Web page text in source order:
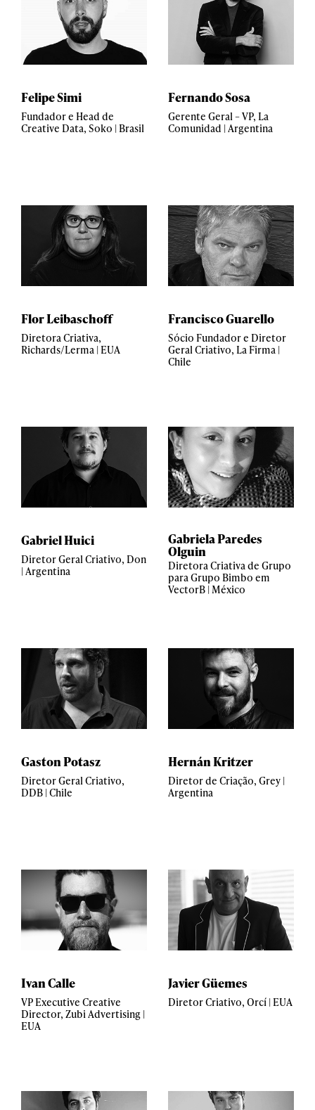
Felipe Simi
Fundador e Head de
Creative Data, Soko | Brasil
Fernando Sosa
Gerente Geral – VP, La
Comunidad | Argentina
Flor Leibaschoff
Diretora Criativa,
Richards/Lerma | EUA
Francisco Guarello
Sócio Fundador e Diretor
Geral Criativo, La Firma |
Chile
Gabriel Huici
Diretor Geral Criativo, Don
| Argentina
Gabriela Paredes
Olguin
Diretora Criativa de Grupo
para Grupo Bimbo em
VectorB | México
Gaston Potasz
Diretor Geral Criativo,
DDB | Chile
Hernán Kritzer
Diretor de Criação, Grey |
Argentina
Ivan Calle
VP Executive Creative
Director, Zubi Advertising |
EUA
Javier Güemes
Diretor Criativo, Orcí | EUA